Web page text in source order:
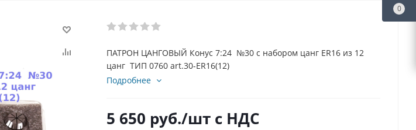
ПАТРОН ЦАНГОВЫЙ Конус 7:24 №30 с набором цанг ER16 из 12
цанг ТИП 0760 art.30-ER16(12)
Подробнее
5 650 руб./шт с НДС
0